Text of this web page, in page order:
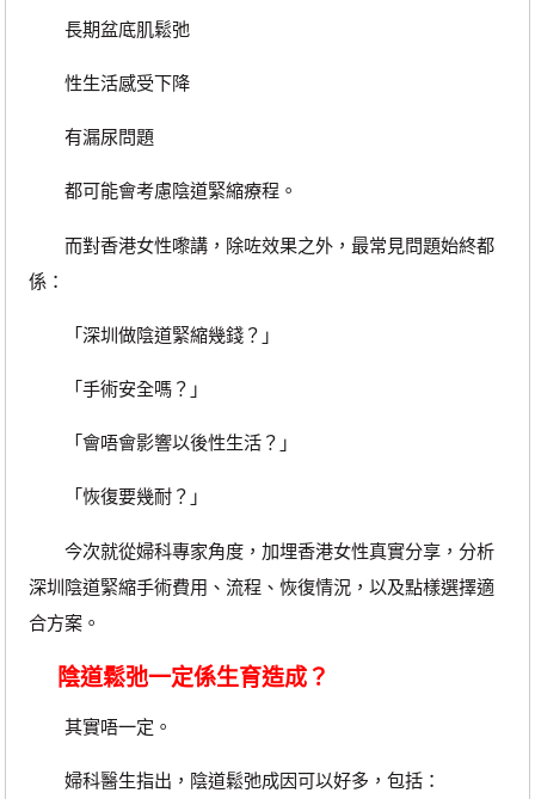
長期盆底肌鬆弛
性生活感受下降
有漏尿問題
都可能會考慮陰道緊縮療程。
而對香港女性嚟講，除咗效果之外，最常見問題始終都
係：
「深圳做陰道緊縮幾錢？」
「手術安全嗎？」
「會唔會影響以後性生活？」
「恢復要幾耐？」
今次就從婦科專家角度，加埋香港女性真實分享，分析
深圳陰道緊縮手術費用、流程、恢復情況，以及點樣選擇適
合方案。
陰道鬆弛一定係生育造成？
其實唔一定。
婦科醫生指出，陰道鬆弛成因可以好多，包括：